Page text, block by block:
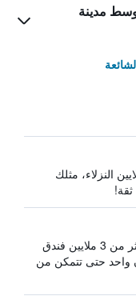
مدينة
النزلاء، مثلك
ثقة!
يبحث HotelsCombined في أكثر من 3 ملايين فندق
واحد حتى تتمكن من